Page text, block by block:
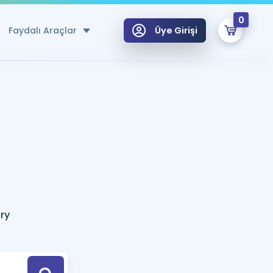
Faydalı Araçlar
Hesaplama Aracı
için Öneriler
Tek Takvimde
Üye Girişi
0